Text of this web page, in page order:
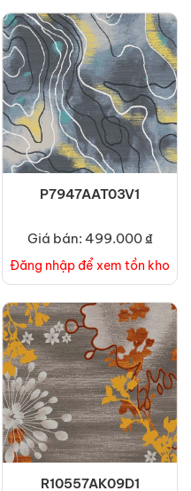
P7947AAT03V1
Giá bán: 499.000 ₫
Đăng nhập để xem tồn kho
R10557AK09D1